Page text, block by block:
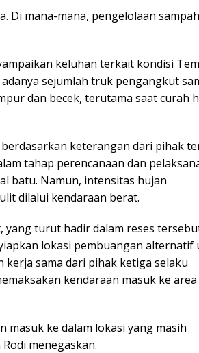
Di mana-mana, pengelolaan
keluhan terkait kondisi
sejumlah truk pengangkut
dan becek, terutama saat curah
keterangan dari pihak
tahap perencanaan dan
batu. Namun, intensitas hujan
dilalui kendaraan berat.‎‎
yang turut hadir dalam reses
lokasi pembuangan alternatif
sama dari pihak ketiga selaku
kendaraan masuk ke
masuk ke dalam lokasi yang masih
menegaskan.‎‎